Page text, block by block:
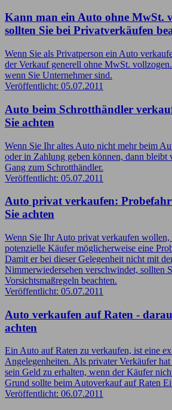
Kann man ein Auto ohne MwSt.
sollten Sie bei Privatverkäufen
Wenn Sie als Privatperson ein Auto
der Verkauf generell ohne MwSt.
wenn Sie Unternehmer sind.
Veröffentlicht: 05.07.2011
Auto beim Schrotthändler
Sie achten
Wenn Sie Ihr altes Auto nicht mehr beim
oder in Zahlung geben können, dann bleibt
Gang zum Schrotthändler.
Veröffentlicht: 05.07.2011
Auto privat verkaufen:
Sie achten
Wenn Sie Ihr Auto privat verkaufen
potenzielle Käufer möglicherweise eine
Damit er bei dieser Gelegenheit nicht mit
Nimmerwiedersehen verschwindet, sollten
Vorsichtsmaßregeln beachten.
Veröffentlicht: 05.07.2011
Auto verkaufen auf Raten -
achten
Ein Auto auf Raten zu verkaufen, ist eine
Angelegenheiten. Als privater Verkäufer
sein Geld zu erhalten, wenn der Käufer
Grund sollte beim Autoverkauf auf Raten
Veröffentlicht: 06.07.2011